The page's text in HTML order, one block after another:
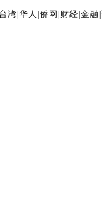
台湾 |华人 |侨网 财经 |金融 |